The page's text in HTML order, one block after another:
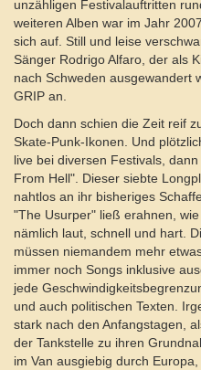
unzähligen Festivalauftritten
weiteren Alben war im Jahr
sich auf. Still und leise
Sänger Rodrigo Alfaro, der als
nach Schweden ausgewandert
GRIP an.
Doch dann schien die Zeit reif
Skate-Punk-Ikonen. Und
live bei diversen Festivals,
From Hell". Dieser siebte
nahtlos an ihr bisheriges
"The Usurper" ließ erahnen,
nämlich laut, schnell und hart.
müssen niemandem mehr
immer noch Songs inklusive
jede
und auch politischen Texten.
stark nach den Anfangstagen,
der Tankstelle zu ihren
im Van ausgiebig durch